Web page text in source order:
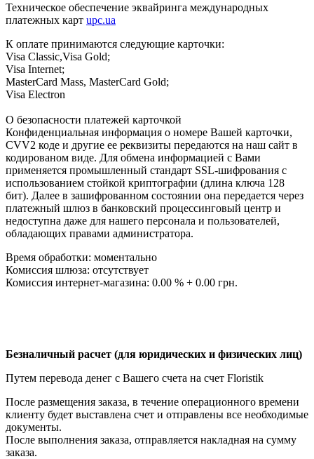
Техническое обеспечение эквайринга международных
платежных карт upc.ua
К оплате принимаются следующие карточки:
Visa Classic,Visa Gold;
Visa Internet;
MasterCard Mass, MasterCard Gold;
Visa Electron
О безопасности платежей карточкой
Конфиденциальная информация о номере Вашей карточки,
CVV2 коде и другие ее реквизиты передаются на наш сайт в
кодированом виде. Для обмена информацией с Вами
применяется промышленный стандарт SSL-шифрования с
использованием стойкой криптографии (длина ключа 128
бит). Далее в зашифрованном состоянии она передается через
платежный шлюз в банковский процессинговый центр и
недоступна даже для нашего персонала и пользователей,
обладающих правами администратора.
Время обработки: моментально
Комиссия шлюза: отсутствует
Комиссия интернет-магазина: 0.00 % + 0.00 грн.
Безналичный расчет (для юридических и физических лиц)
Путем перевода денег с Вашего счета на счет Floristik
После размещения заказа, в течение операционного времени
клиенту будет выставлена счет и отправлены все необходимые
документы.
После выполнения заказа, отправляется накладная на сумму
заказа.